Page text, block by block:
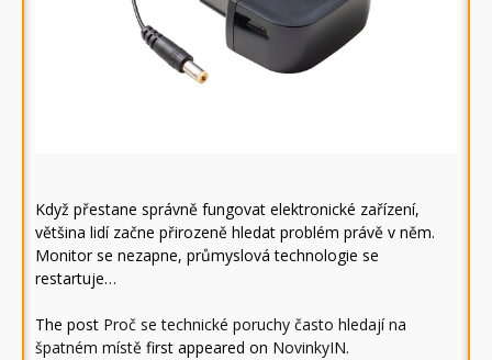
Když přestane správně fungovat elektronické zařízení,
většina lidí začne přirozeně hledat problém právě v něm.
Monitor se nezapne, průmyslová technologie se
restartuje…
The post Proč se technické poruchy často hledají na
špatném místě first appeared on NovinkyIN.